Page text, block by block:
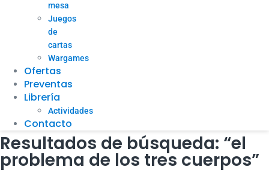
mesa
Juegos
de
cartas
Wargames
Ofertas
Preventas
Librería
Actividades
Contacto
Resultados de búsqueda: “el
problema de los tres cuerpos”